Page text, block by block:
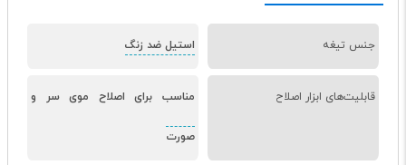
جنس تیغه استیل ضد زنگ
قابلیت‌های ابزار اصلاح مناسب برای اصلاح موی سر و
صورت